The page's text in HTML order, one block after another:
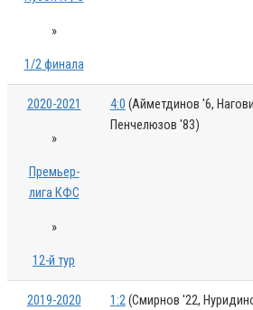
»
1/2 финала
2020-2021
»
Премьер-
лига КФС
»
12-й тур
4:0 (Айметдинов '6,
Пенчелюзов '83)
2019-2020 1:2(Смирнов '22,